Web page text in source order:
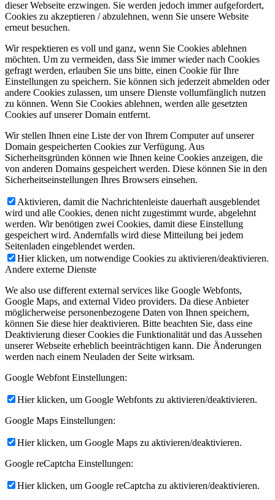
dieser Webseite erzwingen. Sie werden jedoch immer aufgefordert,
Cookies zu akzeptieren / abzulehnen, wenn Sie unsere Website
erneut besuchen.
Wir respektieren es voll und ganz, wenn Sie Cookies ablehnen
möchten. Um zu vermeiden, dass Sie immer wieder nach Cookies
gefragt werden, erlauben Sie uns bitte, einen Cookie für Ihre
Einstellungen zu speichern. Sie können sich jederzeit abmelden oder
andere Cookies zulassen, um unsere Dienste vollumfänglich nutzen
zu können. Wenn Sie Cookies ablehnen, werden alle gesetzten
Cookies auf unserer Domain entfernt.
Wir stellen Ihnen eine Liste der von Ihrem Computer auf unserer
Domain gespeicherten Cookies zur Verfügung. Aus
Sicherheitsgründen können wie Ihnen keine Cookies anzeigen, die
von anderen Domains gespeichert werden. Diese können Sie in den
Sicherheitseinstellungen Ihres Browsers einsehen.
Aktivieren, damit die Nachrichtenleiste dauerhaft ausgeblendet
wird und alle Cookies, denen nicht zugestimmt wurde, abgelehnt
werden. Wir benötigen zwei Cookies, damit diese Einstellung
gespeichert wird. Andernfalls wird diese Mitteilung bei jedem
Seitenladen eingeblendet werden.
Hier klicken, um notwendige Cookies zu aktivieren/deaktivieren.
Andere externe Dienste
We also use different external services like Google Webfonts,
Google Maps, and external Video providers. Da diese Anbieter
möglicherweise personenbezogene Daten von Ihnen speichern,
können Sie diese hier deaktivieren. Bitte beachten Sie, dass eine
Deaktivierung dieser Cookies die Funktionalität und das Aussehen
unserer Webseite erheblich beeinträchtigen kann. Die Änderungen
werden nach einem Neuladen der Seite wirksam.
Google Webfont Einstellungen:
Hier klicken, um Google Webfonts zu aktivieren/deaktivieren.
Google Maps Einstellungen:
Hier klicken, um Google Maps zu aktivieren/deaktivieren.
Google reCaptcha Einstellungen:
Hier klicken, um Google reCaptcha zu aktivieren/deaktivieren.